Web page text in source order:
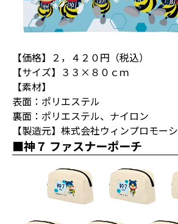
【価格】２，４２０円（税込）
【サイズ】３３×８０ｃｍ
【素材】
表面：ポリエステル
裏面：ポリエステル、ナイロン
【製造元】株式会社ウィンプロモー
■神７ ファスナーポーチ